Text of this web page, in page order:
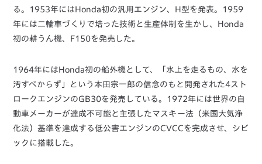
る。1953年にはHonda初の汎用エンジン、H型を発表。1959
年には二輪車づくりで培った技術と生産体制を生かし、Honda
初の耕うん機、F150を発売した。
1964年にはHonda初の船外機として、「水上を走るもの、水を
汚すべからず」という本田宗一郎の信念のもと開発された4スト
ロークエンジンのGB30を発売している。1972年には世界の自
動車メーカーが達成不可能と主張したマスキー法（米国大気浄
化法）基準を達成する低公害エンジンのCVCCを完成させ、シビ
ックに搭載した。